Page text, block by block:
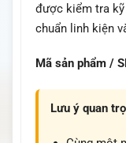
được kiểm tra
chuẩn linh kiện
Mã sản phẩm /
Lưu ý quan